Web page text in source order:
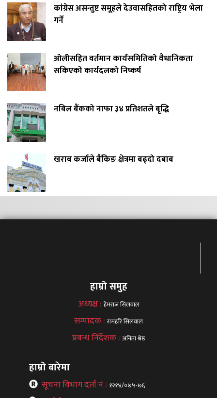
कांग्रेस असन्तुष्ट समूहले देउवासहितको राष्ट्रिय भेला
गर्ने
ओलीसहित वर्तमान कार्यसमितिको वैधानिकता
सकिएको कार्यदलको निष्कर्ष
नबिल बैंकको नाफा ३४ प्रतिशतले बृद्धि
खराब कर्जाले बैंकिङ क्षेत्रमा बढ्दो दबाब
हाम्रो समुह
अध्यक्ष : हेमराज सिलवाल
सम्पादक :रामहरि सिलवाल
प्रबन्ध निर्देशक : अनिता श्रेष्ठ
हाम्रो बारेमा
सूचना विभाग दर्ता नं : १२१४/०७५-७६